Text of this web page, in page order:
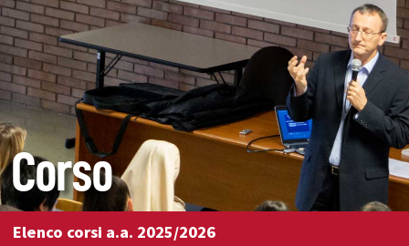
Corso
Elenco corsi a.a. 2025/2026